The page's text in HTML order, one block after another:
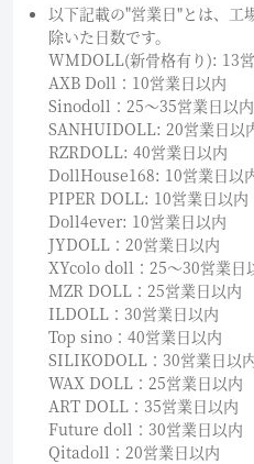
以下記載の"営業日"とは、工
除いた日数です。
WMDOLL(新骨格有り): 13
AXB Doll：10営業日以内
Sinodoll：25〜35営業日以内
SANHUIDOLL: 20営業日以
RZRDOLL: 40営業日以内
DollHouse168: 10営業日以
PIPER DOLL: 10営業日以内
Doll4ever: 10営業日以内
JYDOLL：20営業日以内
XYcolo doll：25〜30営業日
MZR DOLL：25営業日以内
ILDOLL：30営業日以内
Top sino：40営業日以内
SILIKODOLL：30営業日以
WAX DOLL：25営業日以内
ART DOLL：35営業日以内
Future doll：30営業日以内
Qitadoll：20営業日以内